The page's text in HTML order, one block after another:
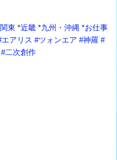
関東 *近畿 *九州・沖縄 *お仕事
エアリス #ツォンエア #神羅 #
#二次創作